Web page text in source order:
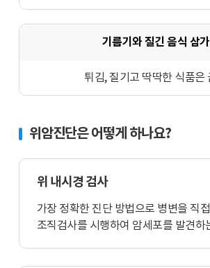
기름기와 질긴 음식 삼가
튀김, 질기고 딱딱한 식품은
위암진단은 어떻게 하나요?
위 내시경 검사
가장 정확한 진단 방법으로 병변을 직
조직검사를 시행하여 암세포를 발견하